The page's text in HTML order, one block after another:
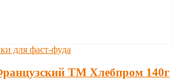
для фаст-фуда
ТМ Хлебпром 140г